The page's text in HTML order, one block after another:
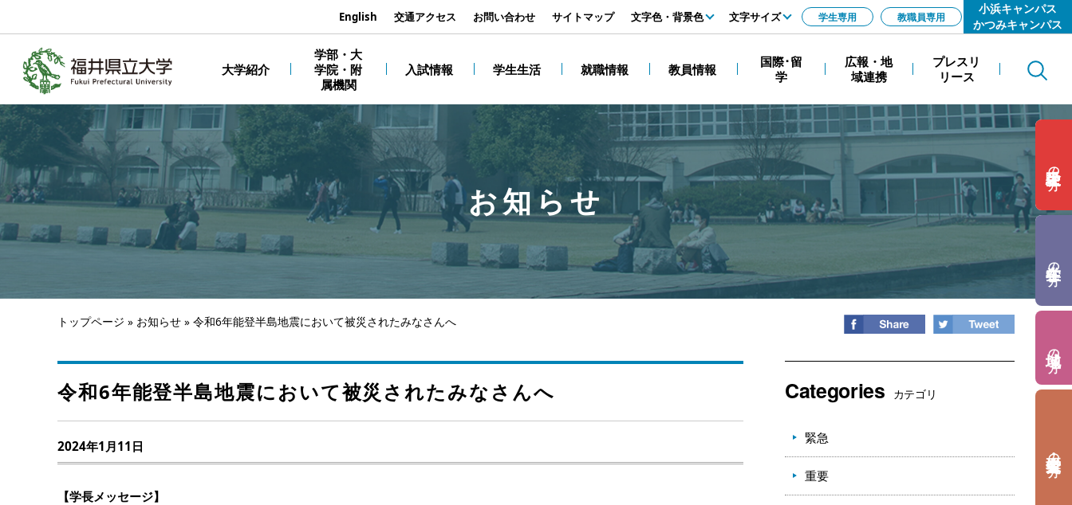
Search
大学紹介
学部・大
学院・附
属機関
入試情報 学生生活 就職情報 教員情報
国際･留
学
広報・地
域連携
プレスリ
リース
小浜キャンパス
かつみキャンパス
の方
の方
の方
の方
English 交通アクセス お問い合わせ サイトマップ 文字色・背景色
黒
文字サイズ
拡大
学生専用 教職員専用
お知らせ
トップページ » お知らせ » 令和6年能登半島地震において被災されたみなさんへ
令和6年能登半島地震において被災されたみなさんへ
2024年1月11日
【学長メッセージ】
Categories カテゴリ
緊急
重要